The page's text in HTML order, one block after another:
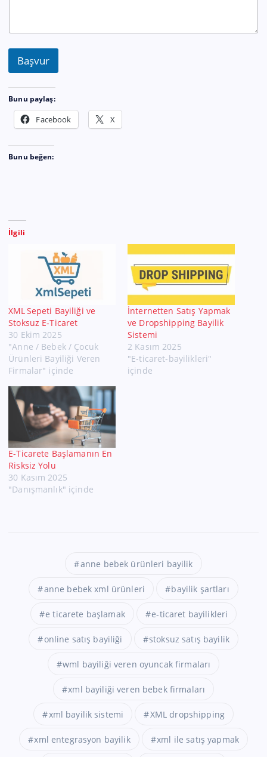
Başvur
Bunu paylaş:
Facebook X
Bunu beğen:
İlgili
XML Sepeti Bayiliği ve
Stoksuz E‑Ticaret
30 Ekim 2025
"Anne / Bebek / Çocuk
Ürünleri Bayiliği Veren
Firmalar" içinde
İnternetten Satış Yapmak
ve Dropshipping Bayilik
Sistemi
2 Kasım 2025
"E-ticaret-bayilikleri"
içinde
E-Ticarete Başlamanın En
Risksiz Yolu
30 Kasım 2025
"Danışmanlık" içinde
anne bebek ürünleri bayilik
anne bebek xml ürünleri bayilik şartları
e ticarete başlamak e-ticaret bayilikleri
online satış bayiliği stoksuz satış bayilik
wml bayiliği veren oyuncak firmaları
xml bayiliği veren bebek firmaları
xml bayilik sistemi XML dropshipping
xml entegrasyon bayilik xml ile satış yapmak